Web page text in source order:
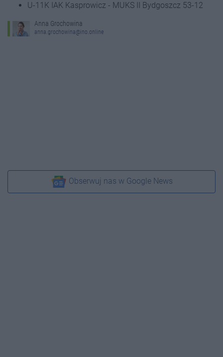
U-11K IAK Kasprowicz - MUKS II Bydgoszcz 53-12
Anna Grochowina
anna.grochowina@ino.online
Obserwuj nas w Google News